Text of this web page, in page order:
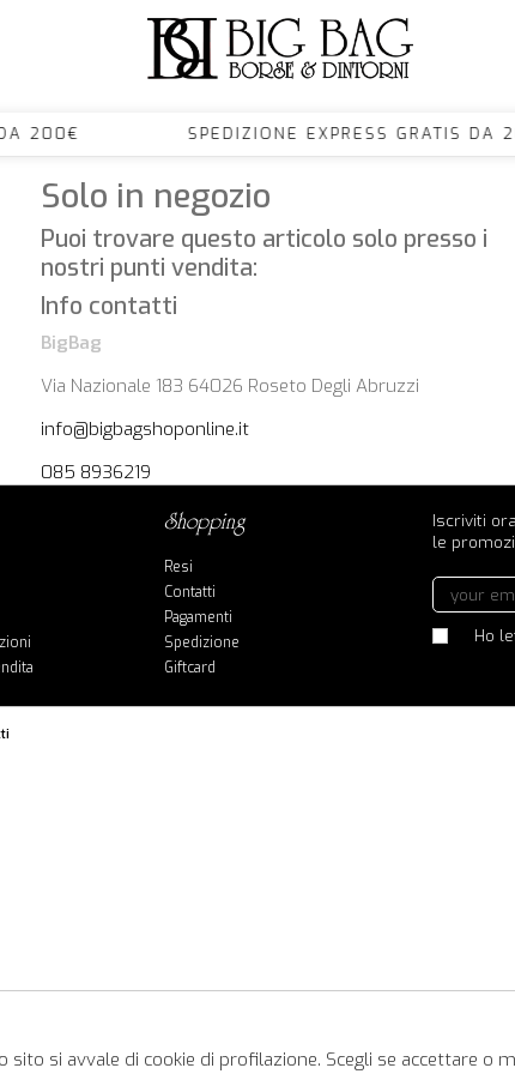
DA 200€ SPEDIZIONE EXPRESS
Solo in negozio
Puoi trovare questo articolo solo presso i
nostri punti vendita:
Info contatti
BigBag
Via Nazionale 183 64026 Roseto Degli Abruzzi
info@bigbagshoponline.it
085 8936219
shopping
Resi
Contatti
Pagamenti
Spedizione
Giftcard
Iscriviti
le
Ho
si avvale di cookie di profilazione. Scegli se accettare o